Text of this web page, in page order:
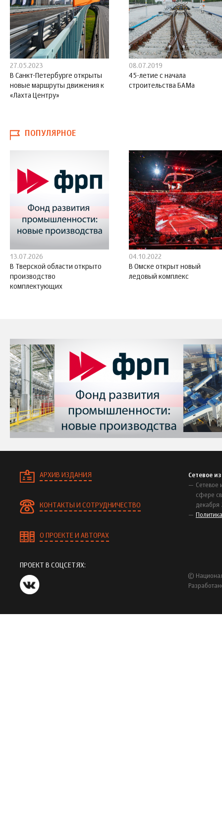
27.05.2023
В Санкт-Петербурге открыты
новые маршруты движения к
«Лахта Центру»
08.07.2019
45-летие с начала
строительства БАМа
ПОПУЛЯРНОЕ
13.07.2026
В Тверской области открыто
производство
комплектующих
04.10.2022
В Омске открыт новый
ледовый комплекс
АРХИВ ИЗДАНИЯ
КОНТАКТЫ И СОТРУДНИЧЕСТВО
О ПРОЕКТЕ И АВТОРАХ
Сетевое
Сетевое
сфере
декабря
ПРОЕКТ В СОЦСЕТЯХ:
©